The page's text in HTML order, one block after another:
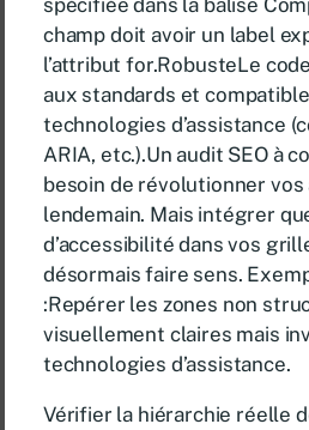
champ doit avoir un label
l’attribut for.RobusteLe
aux standards et
technologies d’assistance
ARIA, etc.).Un audit SEO à
besoin de révolutionner vos
lendemain. Mais intégrer
d’accessibilité dans vos
désormais faire sens.
:Repérer les zones non
visuellement claires mais
technologies d’assistance.
Vérifier la hiérarchie réelle